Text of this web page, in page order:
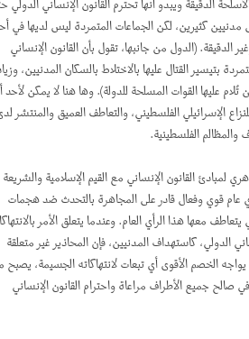
الدقيقة ويبدو أنها تحترم القانون الإنساني الدولي حتى
كثيرين، لكن الجماعات المتمردة ليس لديها في أحوال
الدقيقة. (الدول من جانبها، تقول بأن القانون الإنساني
بتيسير القتال عليها بالاختلاط بالسكان المدنيين، وزيادة
عليها القوات المسلحة للدولة). وها هنا لا يمكن لأحد أن
الإسرائيلي الفلسطيني، والتعاطف العميق والمنتشر لدى
الفلسطينية.
القانون الإنساني مع القيم الإسلامية والشريعة -
عام قوي وفعال قادر على المجاهرة بالتحدث ضد هجمات
معها هذا الرأي العام. وعندما يتعلق الأمر بالانتهاكات
الدولي، كاستهداف المدنيين، فإن المحاذير غير متعلقة
الخصم الأقوى أي تبعات لانتهاكاته الجسيمة، يصبح من
جميع الأطراف مراعاة واحترام القانون الإنساني